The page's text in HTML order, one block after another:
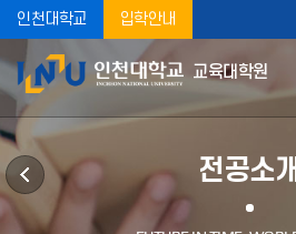
인천대학교 입학안내
교육대학원
전공소개